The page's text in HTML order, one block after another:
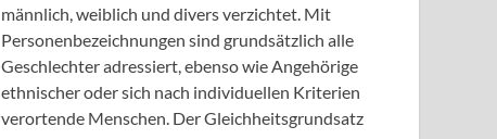
männlich, weiblich und divers verzichtet. Mit
Personenbezeichnungen sind grundsätzlich alle
Geschlechter adressiert, ebenso wie Angehörige
ethnischer oder sich nach individuellen Kriterien
verortende Menschen. Der Gleichheitsgrundsatz